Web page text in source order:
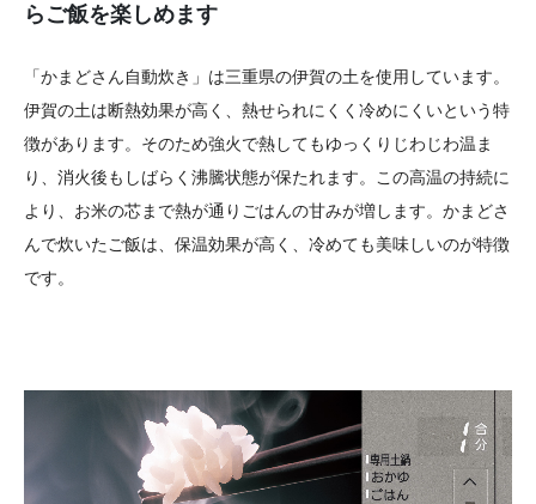
らご飯を楽しめます
「かまどさん自動炊き」は三重県の伊賀の土を使用しています。
伊賀の土は断熱効果が高く、熱せられにくく冷めにくいという特
徴があります。そのため強火で熱してもゆっくりじわじわ温ま
り、消火後もしばらく沸騰状態が保たれます。この高温の持続に
より、お米の芯まで熱が通りごはんの甘みが増します。かまどさ
んで炊いたご飯は、保温効果が高く、冷めても美味しいのが特徴
です。